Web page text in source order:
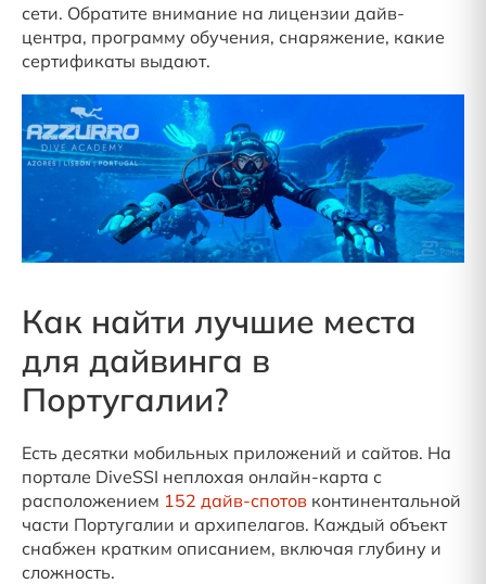
сети. Обратите внимание на лицензии дайв-
центра, программу обучения, снаряжение, какие
сертификаты выдают.
Как найти лучшие места
для дайвинга в
Португалии?
Есть десятки мобильных приложений и сайтов. На
портале DiveSSI неплохая онлайн-карта с
расположением 152 дайв-спотов континентальной
части Португалии и архипелагов. Каждый объект
снабжен кратким описанием, включая глубину и
сложность.